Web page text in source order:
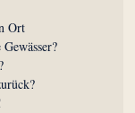
Ort